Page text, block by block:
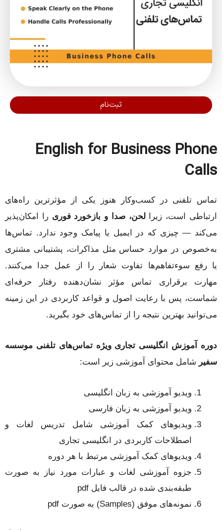
ثبت‌نام
English for Business Phone
Calls
تماس تلفنی در کسب‌وکار هنوز یکی از مؤثرترین راه‌های
ارتباطی است، زیرالحن، صدا و بازخورد فوری را امکان‌پذیر
می‌کند — چیزی که در ایمیل یا پیامک وجود ندارد. تماس‌ها
به‌خصوص در موارد حساس مثل مذاکرات، پشتیبانی مشتری
یا رفع سوءتفاهم‌ها تفاوت شعار را از عمل جدا می‌کنند.
مهارت برقراری تماس مؤثر نشان‌دهنده رفتار حرفه‌ای
شماست، پس با رعایت اصول و قواعد کاربردی در این زمینه
می‌توانید بهترین نتیجه را از تماس‌های خود بگیرید.
دوره آموزش انگلیسی تجاری ویژه تماس‌های تلفنی موسسه
سفیر شامل محتوای آموزشی زیر است:
ویدیو آموزشی به زبان انگلیسی
ویدیو آموزشی به زبان فارسی
ویدیوهای کمک آموزشی شامل تدریس لغات و
اصطلاحات کاربردی در انگلیسی تجاری
ویدیوهای کمک آموزشی مرتبط با هر دوره
جزوه آموزشی لغات و عبارات مورد نیاز به صورت
طبقه‌بندی شده در قالب فایل pdf
نمونه‌های موفق (Samples) به صورت pdf